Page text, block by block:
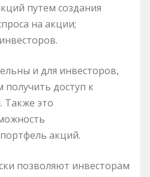
путем создания
на акции;
и для инвесторов,
доступ к
Также это
акций.
позволяют инвесторам